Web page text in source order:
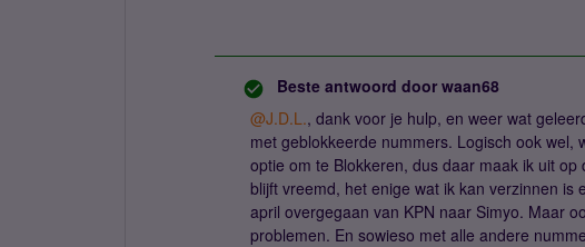
Beste antwoord door waan68
@J.D.L., dank voor je hulp, en weer wat
met geblokkeerde nummers. Logisch ook wel,
optie om te Blokkeren, dus daar maak ik uit
blijft vreemd, het enige wat ik kan verzinnen is
april overgegaan van KPN naar Simyo. Maar
problemen. En sowieso met alle andere